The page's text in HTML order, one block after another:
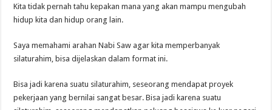
Kita tidak pernah tahu kepakan mana yang akan mampu mengubah
hidup kita dan hidup orang lain.
Saya memahami arahan Nabi Saw agar kita memperbanyak
silaturahim, bisa dijelaskan dalam format ini.
Bisa jadi karena suatu silaturahim, seseorang mendapat proyek
pekerjaan yang bernilai sangat besar. Bisa jadi karena suatu